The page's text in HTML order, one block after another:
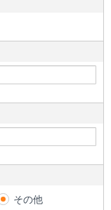
その他